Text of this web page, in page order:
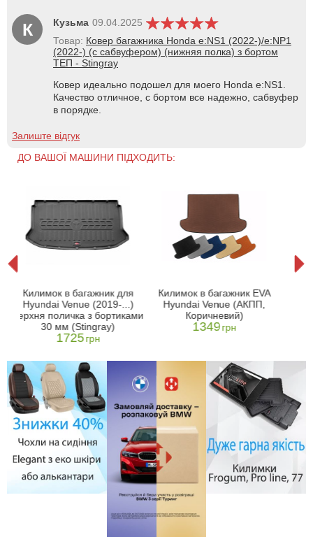
К Кузьма 09.04.2025
Товар: Ковер багажника Honda e:NS1 (2022-)/e:NP1
(2022-) (с сабвуфером) (нижняя полка) з бортом
ТЕП - Stingray
Ковер идеально подошел для моего Honda e:NS1.
Качество отличное, с бортом все надежно, сабвуфер
в порядке.
Залиште відгук
ДО ВАШОЇ МАШИНИ ПІДХОДИТЬ:
Килимок в багажник для
Hyundai Venue (2019-...)
верхня поличка з бортиками
30 мм (Stingray)
1725грн
Килимок в багажник EVA
Hyundai Venue (АКПП,
Коричневий)
1349грн